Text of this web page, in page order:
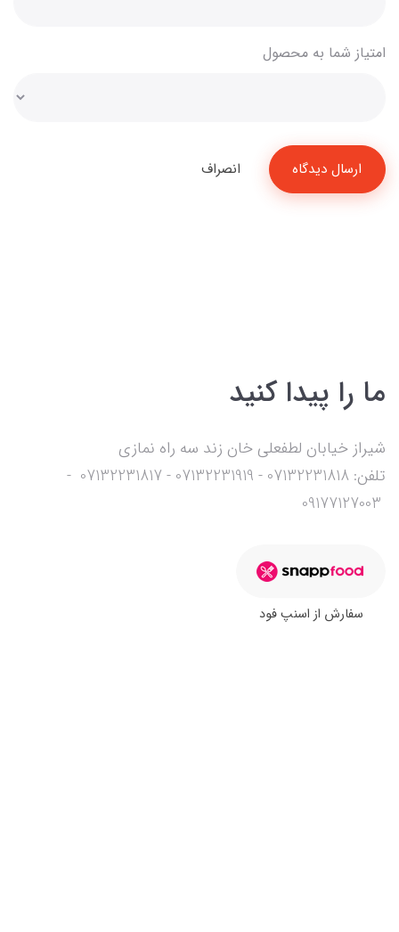
امتیاز شما به محصول
ارسال دیدگاه انصراف
ما را پیدا کنید
شیراز خیابان لطفعلی خان زند سه راه نمازی
تلفن: 07132231818 - 07132231919 - 07132231817 -
سفارش از اسنپ فود